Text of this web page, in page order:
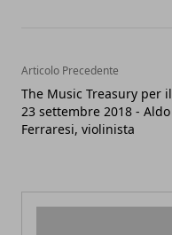
Articolo Precedente
The Music Treasury per il
23 settembre 2018 - Aldo
Ferraresi, violinista